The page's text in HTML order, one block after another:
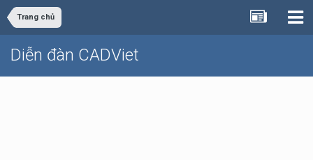
Trang chủ
Diễn đàn CADViet